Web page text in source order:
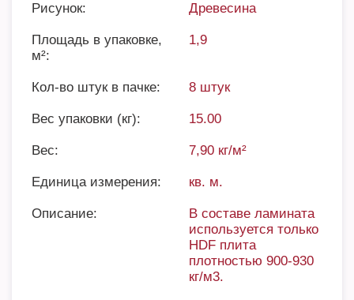
Рисунок: Древесина
Площадь в упаковке,
м²:
1,9
Кол-во штук в пачке: 8 штук
Вес упаковки (кг): 15.00
Вес: 7,90 кг/м²
Единица измерения: кв. м.
Описание:
В составе ламината
используется только
HDF плита
плотностью 900-930
кг/м3.